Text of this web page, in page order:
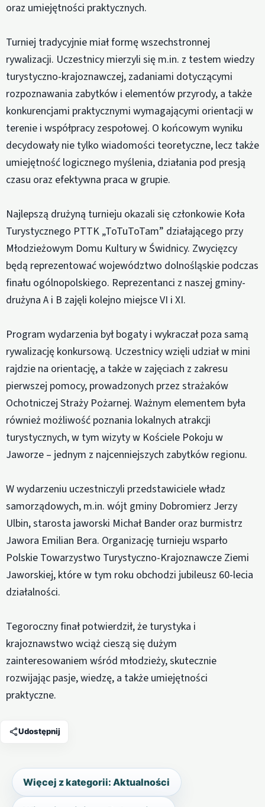
oraz umiejętności praktycznych.
Turniej tradycyjnie miał formę wszechstronnej
rywalizacji. Uczestnicy mierzyli się m.in. z testem wiedzy
turystyczno-krajoznawczej, zadaniami dotyczącymi
rozpoznawania zabytków i elementów przyrody, a także
konkurencjami praktycznymi wymagającymi orientacji w
terenie i współpracy zespołowej. O końcowym wyniku
decydowały nie tylko wiadomości teoretyczne, lecz także
umiejętność logicznego myślenia, działania pod presją
czasu oraz efektywna praca w grupie.
Najlepszą drużyną turnieju okazali się członkowie Koła
Turystycznego PTTK „ToTuToTam” działającego przy
Młodzieżowym Domu Kultury w Świdnicy. Zwycięzcy
będą reprezentować województwo dolnośląskie podczas
finału ogólnopolskiego. Reprezentanci z naszej gminy-
drużyna A i B zajęli kolejno miejsce VI i XI.
Program wydarzenia był bogaty i wykraczał poza samą
rywalizację konkursową. Uczestnicy wzięli udział w mini
rajdzie na orientację, a także w zajęciach z zakresu
pierwszej pomocy, prowadzonych przez strażaków
Ochotniczej Straży Pożarnej. Ważnym elementem była
również możliwość poznania lokalnych atrakcji
turystycznych, w tym wizyty w Kościele Pokoju w
Jaworze – jednym z najcenniejszych zabytków regionu.
W wydarzeniu uczestniczyli przedstawiciele władz
samorządowych, m.in. wójt gminy Dobromierz Jerzy
Ulbin, starosta jaworski Michał Bander oraz burmistrz
Jawora Emilian Bera. Organizację turnieju wsparło
Polskie Towarzystwo Turystyczno-Krajoznawcze Ziemi
Jaworskiej, które w tym roku obchodzi jubileusz 60-lecia
działalności.
Tegoroczny finał potwierdził, że turystyka i
krajoznawstwo wciąż cieszą się dużym
zainteresowaniem wśród młodzieży, skutecznie
rozwijając pasje, wiedzę, a także umiejętności
praktyczne.
Udostępnij
Więcej z kategorii: Aktualności